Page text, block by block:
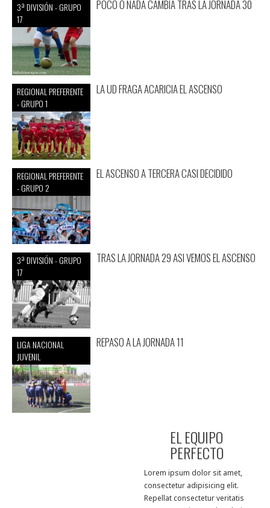
3ª DIVISIÓN - GRUPO
17
POCO O NADA CAMBIA TRAS LA JORNADA 30
REGIONAL PREFERENTE
- GRUPO 1
LA UD FRAGA ACARICIA EL ASCENSO
REGIONAL PREFERENTE
- GRUPO 2
EL ASCENSO A TERCERA CASI DECIDIDO
3ª DIVISIÓN - GRUPO
17
TRAS LA JORNADA 29 ASI VEMOS EL ASCENSO
LIGA NACIONAL
JUVENIL
REPASO A LA JORNADA 11
EL EQUIPO
PERFECTO
Lorem ipsum dolor sit amet,
consectetur adipisicing elit.
Repellat consectetur veritatis